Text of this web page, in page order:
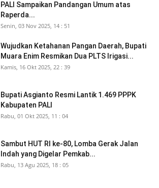
PALI Sampaikan Pandangan Umum atas
Raperda...
Senin, 03 Nov 2025, 14 : 51
Wujudkan Ketahanan Pangan Daerah, Bupati
Muara Enim Resmikan Dua PLTS Irigasi...
Kamis, 16 Okt 2025, 22 : 39
Bupati Asgianto Resmi Lantik 1.469 PPPK
Kabupaten PALI
Rabu, 01 Okt 2025, 11 : 04
Sambut HUT RI ke-80, Lomba Gerak Jalan
Indah yang Digelar Pemkab...
Rabu, 13 Agu 2025, 18 : 05